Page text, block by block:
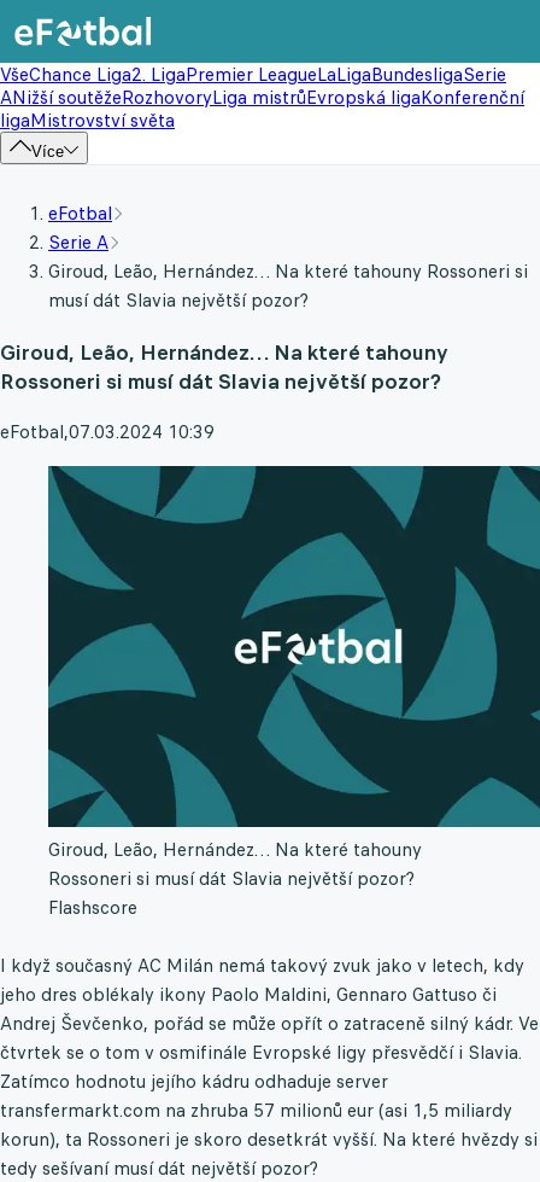
VšeChance Liga2. LigaPremier LeagueLaLigaBundesligaSerie
ANižší soutěžeRozhovoryLiga mistrůEvropská ligaKonferenční
ligaMistrovství světa
Více
eFotbal
Serie A
Giroud, Leão, Hernández… Na které tahouny Rossoneri si
musí dát Slavia největší pozor?
Giroud, Leão, Hernández… Na které tahouny
Rossoneri si musí dát Slavia největší pozor?
eFotbal,07.03.2024 10:39
Giroud, Leão, Hernández… Na které tahouny
Rossoneri si musí dát Slavia největší pozor?
Flashscore
I když současný AC Milán nemá takový zvuk jako v letech, kdy
jeho dres oblékaly ikony Paolo Maldini, Gennaro Gattuso či
Andrej Ševčenko, pořád se může opřít o zatraceně silný kádr. Ve
čtvrtek se o tom v osmifinále Evropské ligy přesvědčí i Slavia.
Zatímco hodnotu jejího kádru odhaduje server
transfermarkt.com na zhruba 57 milionů eur (asi 1,5 miliardy
korun), ta Rossoneri je skoro desetkrát vyšší. Na které hvězdy si
tedy sešívaní musí dát největší pozor?